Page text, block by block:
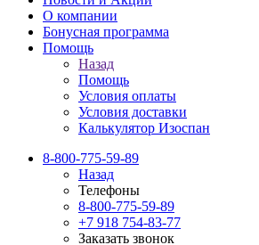
О компании
Бонусная программа
Помощь
Назад
Помощь
Условия оплаты
Условия доставки
Калькулятор Изоспан
8-800-775-59-89
Назад
Телефоны
8-800-775-59-89
+7 918 754-83-77
Заказать звонок